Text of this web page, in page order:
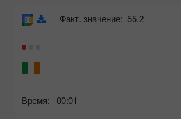
Время: 00:01
Факт. значение: 55.2